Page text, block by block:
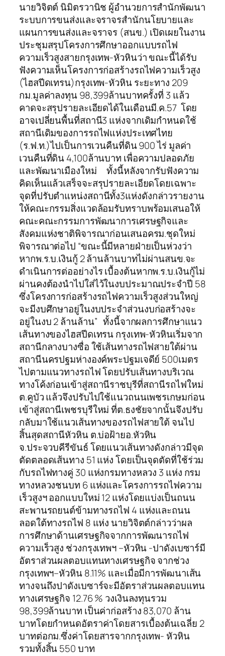
นายวิจิตต์ นิมิตรวานิช ผู้อำนวยการสำนักพัฒนา
ระบบการขนส่งและจราจรสำนักนโยบายและ
แผนการขนส่งและจราจร (สนข.) เปิดเผยในงาน
ประชุมสรุปโครงการศึกษาออกแบบรถไฟ
ความเร็วสูงสายกรุงเทพ-หัวหินว่า ขณะนี้ได้รับ
ฟังความเห็นโครงการก่อสร้างรถไฟความเร็วสูง
(ไฮสปีดเทรน)กรุงเทพ-หัวหิน ระยะทาง 209
กม.มูลค่าลงทุน 98,399ล้านบาทครั้งที่ 3 แล้ว
คาดจะสรุปรายละเอียดได้ในเดือนมี.ค.57 โดย
อาจเปลี่ยนพื้นที่สถานี3 แห่งจากเดิมกำหนดใช้
สถานีเดิมของการรถไฟแห่งประเทศไทย
(ร.ฟ.ท.)ไปเป็นการเวนคืนที่ดิน 900 ไร่ มูลค่า
เวนคืนที่ดิน 4,100ล้านบาท เพื่อความปลอดภัย
และพัฒนาเมืองใหม่ ทั้งนี้หลังจากรับฟังความ
คิดเห็นแล้วเสร็จจะสรุปรายละเอียดโดยเฉพาะ
จุดที่ปรับตำแหน่งสถานีทั้ง3แห่งดังกล่าวรายงาน
ให้คณะกรรมสิ่งแวดล้อมรับทราบพร้อมเสนอให้
คณะคณะกรรมการพัฒนาการเศรษฐกิจและ
สังคมแห่งชาติพิจารณาก่อนเสนอครม.ชุดใหม่
พิจารณาต่อไป “ขณะนี้มีหลายฝ่ายเป็นห่วงว่า
หากพ.ร.บ.เงินกู้ 2 ล้านล้านบาทไม่ผ่านสนข.จะ
ดำเนินการต่ออย่างไร เบื้องต้นหากพ.ร.บ.เงินกู้ไม่
ผ่านคงต้องนำไปใส่ไว้ในงบประมาณประจำปี 58
ซึ่งโครงการก่อสร้างรถไฟความเร็วสูงส่วนใหญ่
จะมีงบศึกษาอยู่ในงบประจำส่วนงบก่อสร้างจะ
อยู่ในงบ 2 ล้านล้าน” ทั้งนี้จากผลการศึกษาแนว
เส้นทางของไฮสปีดเทรน กรุงเทพ-หัวหินเริ่มจาก
สถานีกลางบางซื่อ ใช้เส้นทางรถไฟสายใต้ผ่าน
สถานีนครปฐมห่างองค์พระปฐมเจดีย์ 500เมตร
ไปตามแนวทางรถไฟ โดยปรับเส้นทางบริเวณ
ทางโค้งก่อนเข้าสู่สถานีราชบุรีที่สถานีรถไฟใหม่
ต.คูบัว แล้วจึงปรับไปใช้แนวถนนเพชรเกษมก่อน
เข้าสู่สถานีเพชรบุรีใหม่ ที่ต.ธงชัยจากนั้นจึงปรับ
กลับมาใช้แนวเส้นทางของรถไฟสายใต้ จนไป
สิ้นสุดสถานีหัวหิน ต.บ่อฝ้ายอ.หัวหิน
จ.ประจวบคีรีขันธ์ โดยแนวเส้นทางดังกล่าวมีจุด
ตัดตลอดเส้นทาง 51 แห่ง โดยเป็นจุดตัดที่ใช้ร่วม
กับรถไฟทางคู่ 30 แห่งกรมทางหลวง 3 แห่ง กรม
ทางหลวงชนบท 6 แห่งและโครงการรถไฟความ
เร็วสูงฯ ออกแบบใหม่ 12 แห่งโดยแบ่งเป็นถนน
สะพานรถยนต์ข้ามทางรถไฟ 4 แห่งและถนน
ลอดใต้ทางรถไฟ 8 แห่ง นายวิจิตต์กล่าวว่าผล
การศึกษาด้านเศรษฐกิจจากการพัฒนารถไฟ
ความเร็วสูง ช่วงกรุงเทพฯ –หัวหิน -ปาดังเบซาร์มี
อัตราส่วนผลตอบแทนทางเศรษฐกิจ จากช่วง
กรุงเทพฯ–หัวหิน 8.11% และเมื่อมีการพัฒนาเส้น
ทางจนถึงปาดังเบซาร์จะมีอัตราส่วนผลตอบแทน
ทางเศรษฐกิจ 12.76 % วงเงินลงทุนรวม
98,399ล้านบาท เป็นค่าก่อสร้าง 83,070 ล้าน
บาทโดยกำหนดอัตราค่าโดยสารเบื้องต้นเฉลี่ย 2
บาทต่อกม.ซึ่งค่าโดยสารจากกรุงเทพ- หัวหิน
รวมทั้งสิ้น 550 บาท